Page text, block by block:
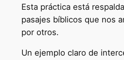
Esta práctica está
pasajes bíblicos que nos
por otros.
Un ejemplo claro de